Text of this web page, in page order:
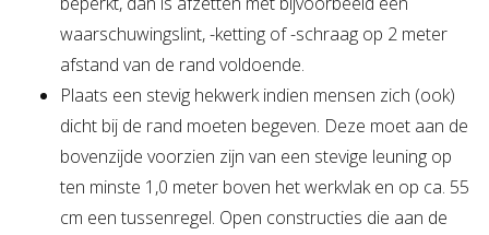
waarschuwingslint, -ketting of -schraag op 2 meter
afstand van de rand voldoende.
Plaats een stevig hekwerk indien mensen zich (ook)
dicht bij de rand moeten begeven. Deze moet aan de
bovenzijde voorzien zijn van een stevige leuning op
ten minste 1,0 meter boven het werkvlak en op ca. 55
cm een tussenregel. Open constructies die aan de